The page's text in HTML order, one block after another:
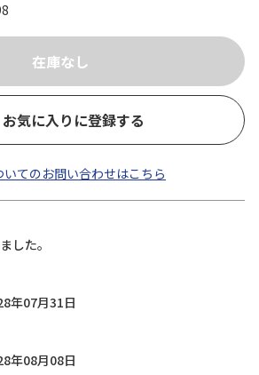
お気に入りに登録する
いてのお問い合わせはこちら
した。
年07月31日
年08月08日